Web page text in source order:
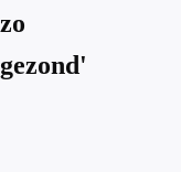
zo
gezond'